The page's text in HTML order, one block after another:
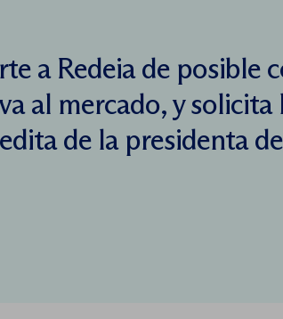
a Redeia de posible
al mercado, y solicita
de la presidenta